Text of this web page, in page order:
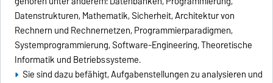
Datenstrukturen, Mathematik, Sicherheit, Architektur von
Rechnern und Rechnernetzen, Programmierparadigmen,
Systemprogrammierung, Software-Engineering, Theoretische
Informatik und Betriebssysteme.
Sie sind dazu befähigt, Aufgabenstellungen zu analysieren und